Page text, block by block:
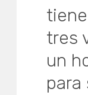
tres
un
para